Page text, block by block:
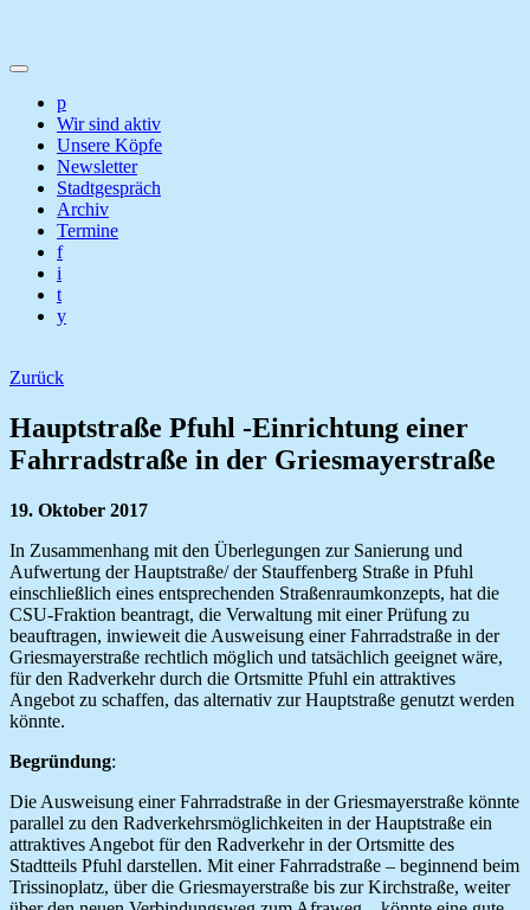
p
Wir sind aktiv
Unsere Köpfe
Newsletter
Stadtgespräch
Archiv
Termine
f
i
t
y
Zurück
Hauptstraße Pfuhl -Einrichtung einer
Fahrradstraße in der Griesmayerstraße
19. Oktober 2017
In Zusammenhang mit den Überlegungen zur Sanierung und
Aufwertung der Hauptstraße/ der Stauffenberg Straße in Pfuhl
einschließlich eines entsprechenden Straßenraumkonzepts, hat die
CSU-Fraktion beantragt, die Verwaltung mit einer Prüfung zu
beauftragen, inwieweit die Ausweisung einer Fahrradstraße in der
Griesmayerstraße rechtlich möglich und tatsächlich geeignet wäre,
für den Radverkehr durch die Ortsmitte Pfuhl ein attraktives
Angebot zu schaffen, das alternativ zur Hauptstraße genutzt werden
könnte.
Begründung:
Die Ausweisung einer Fahrradstraße in der Griesmayerstraße könnte
parallel zu den Radverkehrsmöglichkeiten in der Hauptstraße ein
attraktives Angebot für den Radverkehr in der Ortsmitte des
Stadtteils Pfuhl darstellen. Mit einer Fahrradstraße – beginnend beim
Trissinoplatz, über die Griesmayerstraße bis zur Kirchstraße, weiter